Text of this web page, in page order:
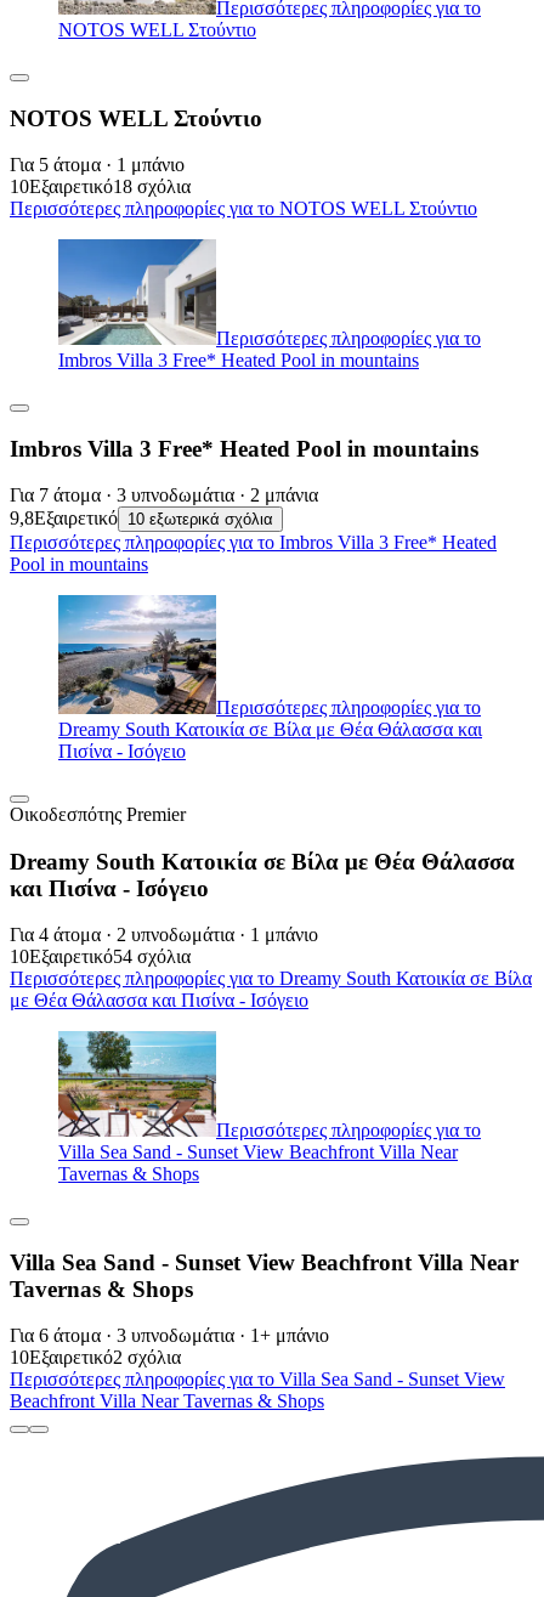
Περισσότερες πληροφορίες για το
NOTOS WELL Στούντιο
NOTOS WELL Στούντιο
Για 5 άτομα · 1 μπάνιο
10Εξαιρετικό18 σχόλια
Περισσότερες πληροφορίες για το NOTOS WELL Στούντιο
Περισσότερες πληροφορίες για το
Imbros Villa 3 Free* Heated Pool in mountains
Imbros Villa 3 Free* Heated Pool in mountains
Για 7 άτομα · 3 υπνοδωμάτια · 2 μπάνια
9,8Εξαιρετικό 10 εξωτερικά σχόλια
Περισσότερες πληροφορίες για το Imbros Villa 3 Free* Heated
Pool in mountains
Περισσότερες πληροφορίες για το
Dreamy South Κατοικία σε Βίλα με Θέα Θάλασσα και
Πισίνα - Ισόγειο
Οικοδεσπότης Premier
Dreamy South Κατοικία σε Βίλα με Θέα Θάλασσα
και Πισίνα - Ισόγειο
Για 4 άτομα · 2 υπνοδωμάτια · 1 μπάνιο
10Εξαιρετικό54 σχόλια
Περισσότερες πληροφορίες για το Dreamy South Κατοικία σε Βίλα
με Θέα Θάλασσα και Πισίνα - Ισόγειο
Περισσότερες πληροφορίες για το
Villa Sea Sand - Sunset View Beachfront Villa Near
Tavernas & Shops
Villa Sea Sand - Sunset View Beachfront Villa Near
Tavernas & Shops
Για 6 άτομα · 3 υπνοδωμάτια · 1+ μπάνιο
10Εξαιρετικό2 σχόλια
Περισσότερες πληροφορίες για το Villa Sea Sand - Sunset View
Beachfront Villa Near Tavernas & Shops